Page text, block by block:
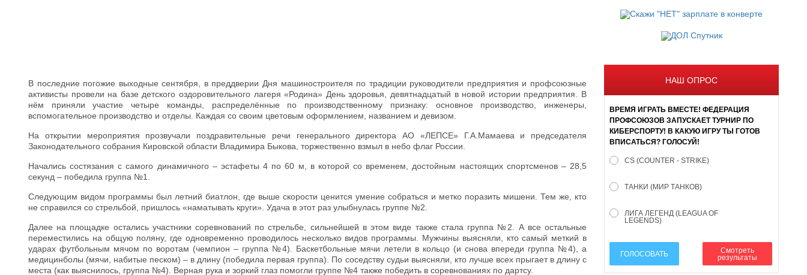
В последние погожие выходные сентября, в преддверии Дня машиностроителя по традиции руководители предприятия и профсоюзные
активисты провели на базе детского оздоровительного лагеря «Родина» День здоровья, девятнадцатый в новой истории предприятия. В
нём приняли участие четыре команды, распределённые по производственному признаку: основное производство, инженеры,
вспомогательное производство и отделы. Каждая со своим цветовым оформлением, названием и девизом.
На открытии мероприятия прозвучали поздравительные речи генерального директора АО «ЛЕПСЕ» Г.А.Мамаева и председателя
Законодательного собрания Кировской области Владимира Быкова, торжественно взмыл в небо флаг России.
Начались состязания с самого динамичного – эстафеты 4 по 60 м, в которой со временем, достойным настоящих спортсменов – 28,5
секунд – победила группа №1.
Следующим видом программы был летний биатлон, где выше скорости ценится умение собраться и метко поразить мишени. Тем же, кто
не справился со стрельбой, пришлось «наматывать круги». Удача в этот раз улыбнулась группе №2.
Далее на площадке остались участники соревнований по стрельбе, сильнейшей в этом виде также стала группа №2. А все остальные
переместились на общую поляну, где одновременно проводилось несколько видов программы. Мужчины выясняли, кто самый меткий в
ударах футбольным мячом по воротам (чемпион – группа №4). Баскетбольные мячи летели в кольцо (и снова впереди группа №4), а
медицинболы (мячи, набитые песком) – в длину (победила первая группа). По соседству судьи выясняли, кто лучше всех прыгает в длину с
места (как выяснилось, группа №4). Верная рука и зоркий глаз помогли группе №4 также победить в соревнованиях по дартсу.
НАШ ОПРОС
ВРЕМЯ ИГРАТЬ ВМЕСТЕ! ФЕДЕРАЦИЯ
ПРОФСОЮЗОВ ЗАПУСКАЕТ ТУРНИР ПО
КИБЕРСПОРТУ! В КАКУЮ ИГРУ ТЫ ГОТОВ
ВПИСАТЬСЯ? ГОЛОСУЙ!
CS (COUNTER - STRIKE)
ТАНКИ (МИР ТАНКОВ)
ЛИГА ЛЕГЕНД (LEAGUA OF
LEGENDS)
ГОЛОСОВАТЬ
Смотреть
результаты